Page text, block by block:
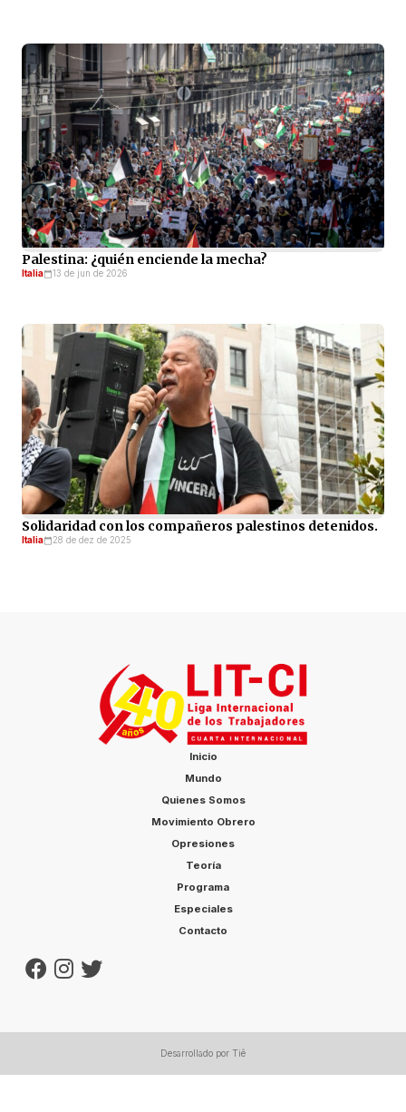
Palestina: ¿quién enciende la mecha?
Italia 13 de jun de 2026
Solidaridad con los compañeros palestinos detenidos.
Italia 28 de dez de 2025
Inicio
Mundo
Quienes Somos
Movimiento Obrero
Opresiones
Teoría
Programa
Especiales
Contacto
Desarrollado por Tiê